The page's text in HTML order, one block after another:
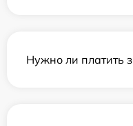
Нужно ли платить